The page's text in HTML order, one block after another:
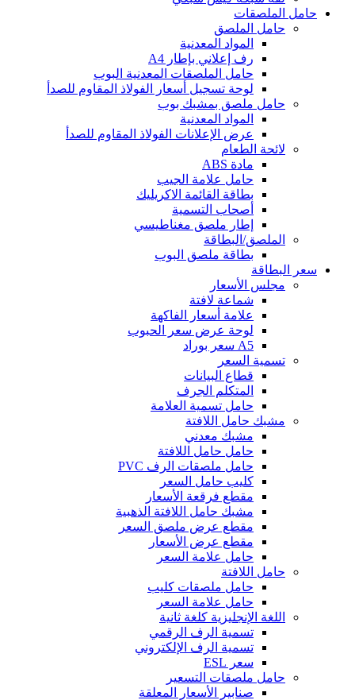
حامل الملصقات
حامل الملصق
المواد المعدنية
رف إعلاني بإطار A4
حامل الملصقات المعدنية البوب
لوحة تسجيل أسعار الفولاذ المقاوم للصدأ
حامل ملصق بمشبك بوب
المواد المعدنية
عرض الإعلانات الفولاذ المقاوم للصدأ
لائحة الطعام
مادة ABS
حامل علامة الجيب
بطاقة القائمة الاكريليك
أصحاب التسمية
إطار ملصق مغناطيسي
الملصق/البطاقة
بطاقة ملصق البوب
سعر البطاقة
مجلس الأسعار
شماعة لافتة
علامة أسعار الفاكهة
لوحة عرض سعر الحبوب
A5 سعر بوراد
تسمية السعر
قطاع البيانات
المتكلم الجرف
حامل تسمية العلامة
مشبك حامل اللافتة
مشبك معدني
حامل حامل اللافتة
حامل ملصقات الرف PVC
كليب حامل السعر
مقطع فرقعة الأسعار
مشبك حامل اللافتة الذهبية
مقطع عرض ملصق السعر
مقطع عرض الأسعار
حامل علامة السعر
حامل اللافتة
حامل ملصقات كليب
حامل علامة السعر
اللغة الإنجليزية كلغة ثانية
تسمية الرف الرقمي
تسمية الرف الإلكتروني
سعر ESL
حامل ملصقات التسعير
صنابير الأسعار المعلقة